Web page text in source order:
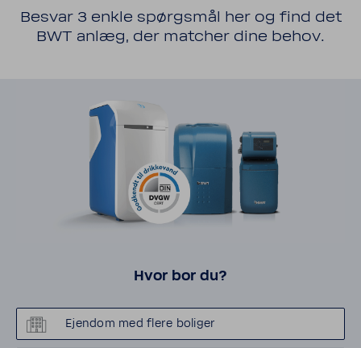
Besvar 3 enkle spørgsmål her og find det
BWT anlæg, der matcher dine behov.
Hvor bor du?
Ejendom med flere boliger